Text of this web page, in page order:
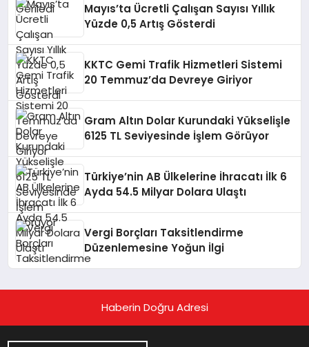
Mayıs’ta Ücretli Çalışan Sayısı Yıllık
Yüzde 0,5 Artış Gösterdi
KKTC Gemi Trafik Hizmetleri Sistemi
20 Temmuz’da Devreye Giriyor
Gram Altın Dolar Kurundaki Yükselişle
6125 TL Seviyesinde İşlem Görüyor
Türkiye’nin AB Ülkelerine İhracatı İlk 6
Ayda 54.5 Milyar Dolara Ulaştı
Vergi Borçları Taksitlendirme
Düzenlemesine Yoğun İlgi
Haberin Doğru Adresi